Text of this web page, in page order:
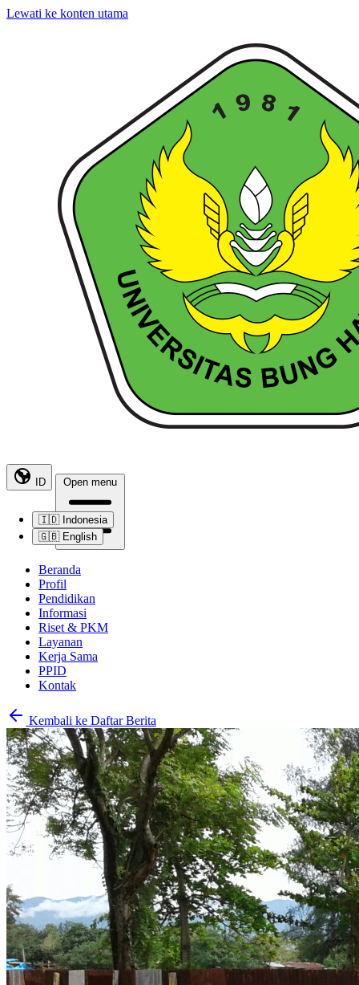
Lewati ke konten utama
ID
🇮🇩 Indonesia
🇬🇧 English
Open menu
Beranda
Profil
Pendidikan
Informasi
Riset & PKM
Layanan
Kerja Sama
PPID
Kontak
Kembali ke Daftar Berita